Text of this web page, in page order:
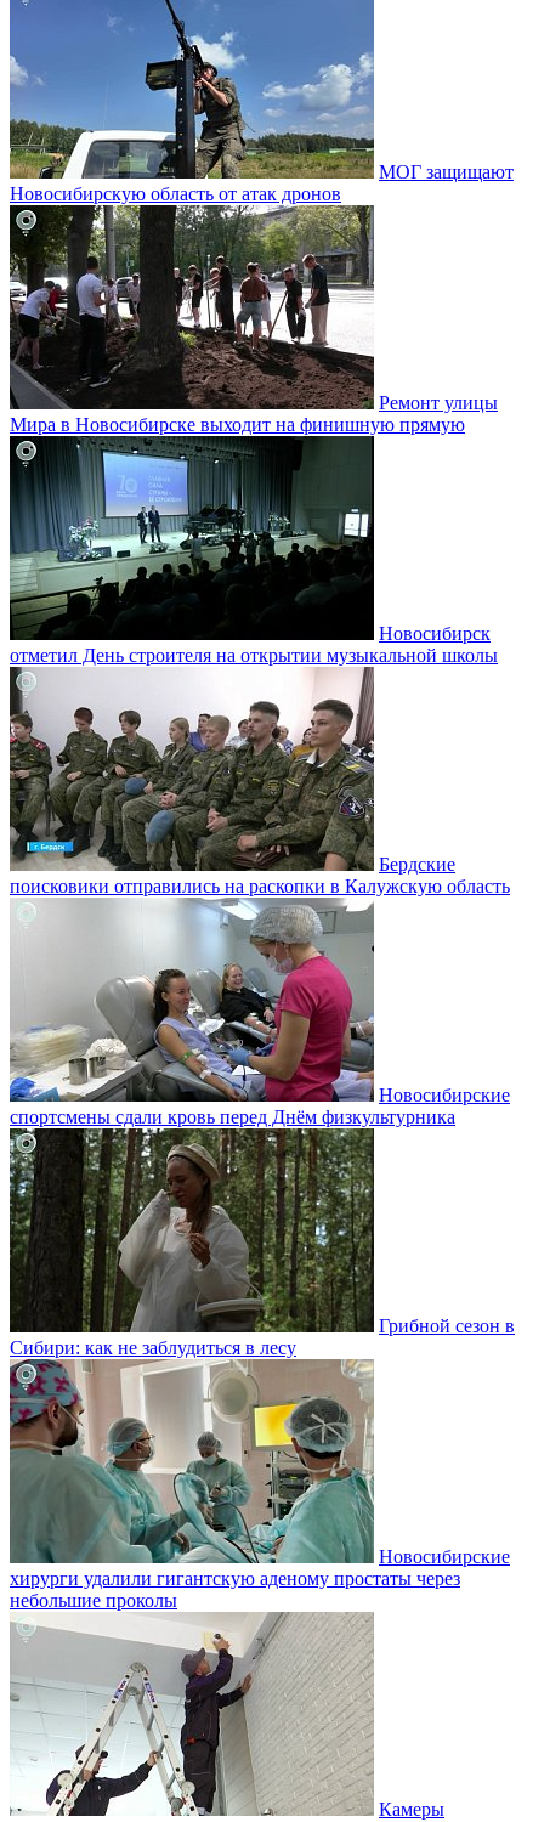
МОГ защищают
Новосибирскую область от атак дронов
Ремонт улицы
Мира в Новосибирске выходит на финишную прямую
Новосибирск
отметил День строителя на открытии музыкальной школы
Бердские
поисковики отправились на раскопки в Калужскую область
Новосибирские
спортсмены сдали кровь перед Днём физкультурника
Грибной сезон в
Сибири: как не заблудиться в лесу
Новосибирские
хирурги удалили гигантскую аденому простаты через
небольшие проколы
Камеры